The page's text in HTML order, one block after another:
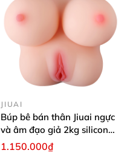
JIUAI
Búp bê bán thân Jiuai ngực
và âm đạo giả 2kg silicon
nguyên khối cao cấp
1.150.000₫